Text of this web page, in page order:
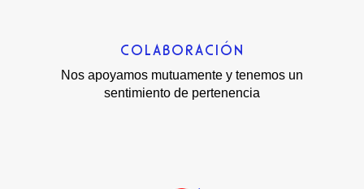
COLABORACIÓN
Nos apoyamos mutuamente y tenemos un
sentimiento de pertenencia